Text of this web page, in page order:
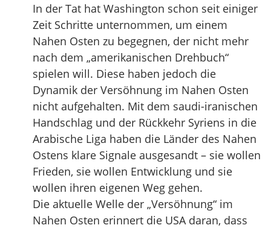
In der Tat hat Washington schon seit einiger
Zeit Schritte unternommen, um einem
Nahen Osten zu begegnen, der nicht mehr
nach dem „amerikanischen Drehbuch“
spielen will. Diese haben jedoch die
Dynamik der Versöhnung im Nahen Osten
nicht aufgehalten. Mit dem saudi-iranischen
Handschlag und der Rückkehr Syriens in die
Arabische Liga haben die Länder des Nahen
Ostens klare Signale ausgesandt – sie wollen
Frieden, sie wollen Entwicklung und sie
wollen ihren eigenen Weg gehen.
Die aktuelle Welle der „Versöhnung“ im
Nahen Osten erinnert die USA daran, dass